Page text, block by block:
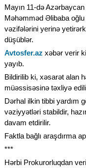
Mayın 11-də
Məhəmməd Əlibaba
vəzifələrini yerinə
düşüblər.
Avtosfer.az xəbər verir
yayıb.
Bildirilib ki, xəsarət alan
müəssisəsinə təxliyə
Dərhal ilkin tibbi yardım
vəziyyətləri stabildir,
davam etdirilir.
Faktla bağlı araşdırma
***
Hərbi Prokurorluqdan